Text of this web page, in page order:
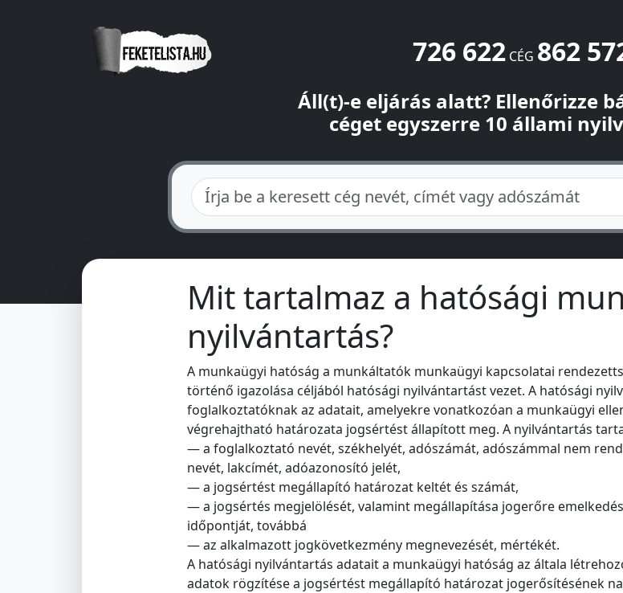
726 622CÉG 862
Áll(t)-e eljárás alatt? Ellenőrizze
céget egyszerre 10 állami
Mit tartalmaz a hatósági
nyilvántartás?
A munkaügyi hatóság a munkáltatók munkaügyi kapcsolatai
történő igazolása céljából hatósági nyilvántartást vezet. A hatósági
foglalkoztatóknak az adatait, amelyekre vonatkozóan a munkaügyi
végrehajtható határozata jogsértést állapított meg. A nyilvántartás
— a foglalkoztató nevét, székhelyét, adószámát, adószámmal nem
nevét, lakcímét, adóazonosító jelét,
— a jogsértést megállapító határozat keltét és számát,
— a jogsértés megjelölését, valamint megállapítása jogerőre
időpontját, továbbá
— az alkalmazott jogkövetkezmény megnevezését, mértékét.
A hatósági nyilvántartás adatait a munkaügyi hatóság az általa
adatok rögzítése a jogsértést megállapító határozat jogerősítésének